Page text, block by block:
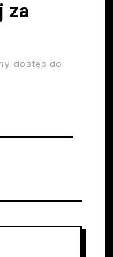
za
dostęp do